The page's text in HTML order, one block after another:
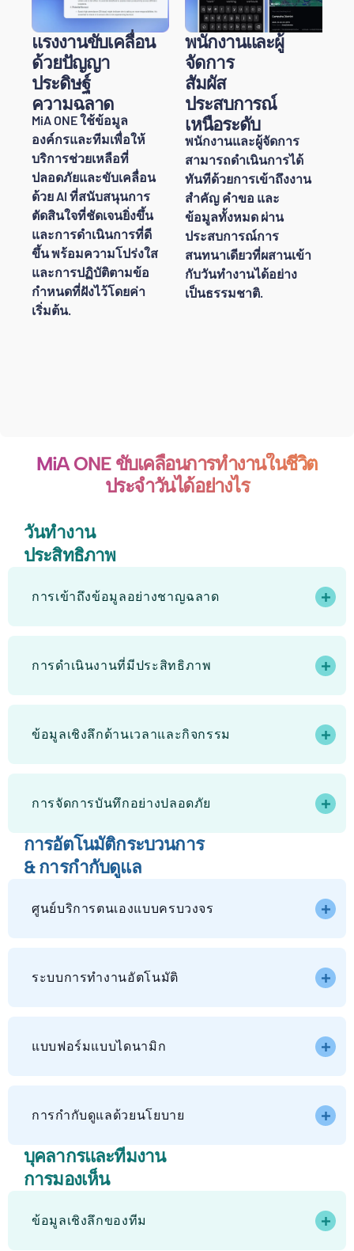
แรงงานขับเคลื่อน
ด้วยปัญญา
ประดิษฐ์
ความฉลาด
MiA ONE ใช้ข้อมูล
องค์กรและทีมเพื่อให้
บริการช่วยเหลือที่
ปลอดภัยและขับเคลื่อน
ด้วย AI ที่สนับสนุนการ
ตัดสินใจที่ชัดเจนยิ่งขึ้น
และการดำเนินการที่ดี
ขึ้น พร้อมความโปร่งใส
และการปฏิบัติตามข้อ
กำหนดที่ฝังไว้โดยค่า
เริ่มต้น.
พนักงานและผู้
จัดการ
สัมผัส
ประสบการณ์
เหนือระดับ
พนักงานและผู้จัดการ
สามารถดำเนินการได้
ทันทีด้วยการเข้าถึงงาน
สำคัญ คำขอ และ
ข้อมูลทั้งหมด ผ่าน
ประสบการณ์การ
สนทนาเดียวที่ผสานเข้า
กับวันทำงานได้อย่าง
เป็นธรรมชาติ.
MiA ONE ขับเคลื่อนการทำงานในชีวิต
ประจำวันได้อย่างไร
วันทำงาน
ประสิทธิภาพ
การเข้าถึงข้อมูลอย่างชาญฉลาด
การดำเนินงานที่มีประสิทธิภาพ
ข้อมูลเชิงลึกด้านเวลาและกิจกรรม
การจัดการบันทึกอย่างปลอดภัย
การอัตโนมัติกระบวนการ
& การกำกับดูแล
ศูนย์บริการตนเองแบบครบวงจร
ระบบการทำงานอัตโนมัติ
แบบฟอร์มแบบไดนามิก
การกำกับดูแลด้วยนโยบาย
บุคลากรและทีมงาน
การมองเห็น
ข้อมูลเชิงลึกของทีม